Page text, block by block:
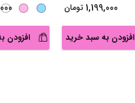
1,199,000 تومان
افزودن به سبد خرید افزودن